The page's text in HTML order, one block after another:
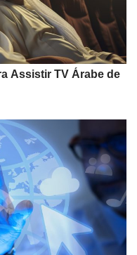
Assistir TV Árabe de